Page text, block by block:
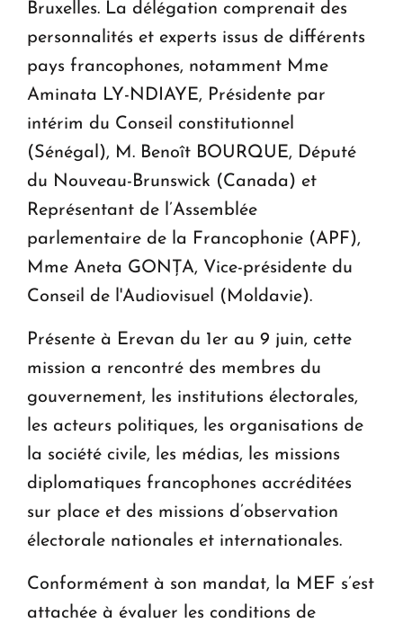
Bruxelles. La délégation comprenait des
personnalités et experts issus de différents
pays francophones, notamment Mme
Aminata LY-NDIAYE, Présidente par
intérim du Conseil constitutionnel
(Sénégal), M. Benoît BOURQUE, Député
du Nouveau-Brunswick (Canada) et
Représentant de l’Assemblée
parlementaire de la Francophonie (APF),
Mme Aneta GONȚA, Vice-présidente du
Conseil de l'Audiovisuel (Moldavie).
Présente à Erevan du 1er au 9 juin, cette
mission a rencontré des membres du
gouvernement, les institutions électorales,
les acteurs politiques, les organisations de
la société civile, les médias, les missions
diplomatiques francophones accréditées
sur place et des missions d’observation
électorale nationales et internationales.
Conformément à son mandat, la MEF s’est
attachée à évaluer les conditions de